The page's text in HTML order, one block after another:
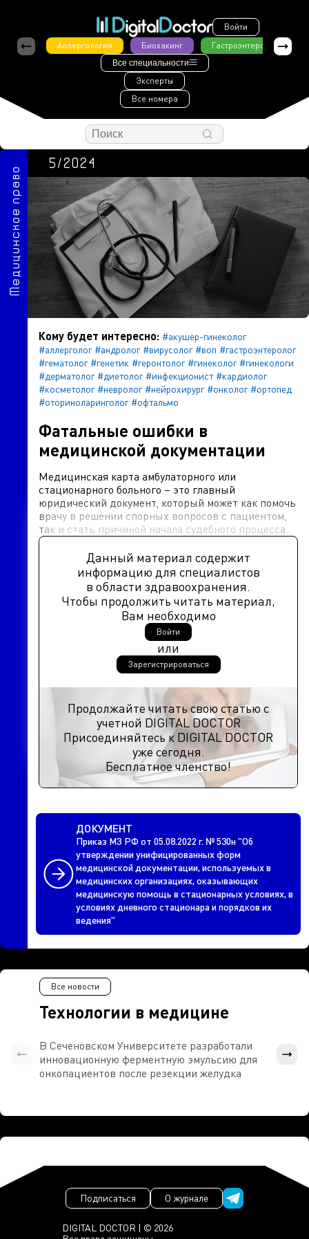
Войти
Аллергология
Биохакинг Гастроэнтерология
Все специальности
Эксперты
Все номера
Медицинское право
5/2024
Кому будет интересно: #акушер-гинеколог
#аллерголог #андролог #вирусолог #воп #гастроэнтеролог
#гематолог #генетик #геронтолог #гинеколог #гинекологи
#дерматолог #диетолог #инфекционист #кардиолог
#косметолог #невролог #нейрохирург #онколог #ортопед
#оториноларинголог #офтальмо
Фатальные ошибки в
медицинской документации
Медицинская карта амбулаторного или
стационарного больного – это главный
юридический документ, который может как помочь
врачу в решении спорных вопросов с пациентом,
так и стать причиной начала судебного процесса.
Данный материал содержит
информацию для специалистов
в области здравоохранения.
Чтобы продолжить читать материал,
Вам необходимо
Войти
или
Зарегистрироваться
Продолжайте читать свою статью с
учетной DIGITAL DOCTOR
Присоединяйтесь к DIGITAL DOCTOR
уже сегодня.
Бесплатное членство!
ДОКУМЕНТ
Приказ МЗ РФ от 05.08.2022 г. № 530н "Об
утверждении унифицированных форм
медицинской документации, используемых в
медицинских организациях, оказывающих
медицинскую помощь в стационарных условиях, в
условиях дневного стационара и порядков их
ведения"
Технологии в медицине
Все новости
В Сеченовском Университете разработали
инновационную ферментную эмульсию для
онкопациентов после резекции желудка
DIGITAL DOCTOR | © 2026
Подписаться О журнале